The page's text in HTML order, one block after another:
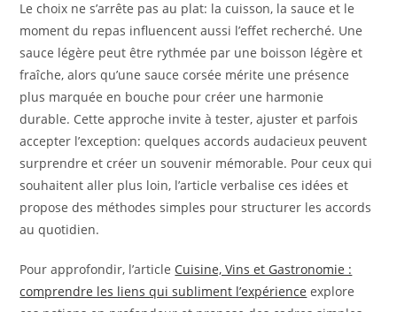
Le choix ne s’arrête pas au plat: la cuisson, la sauce et le
moment du repas influencent aussi l’effet recherché. Une
sauce légère peut être rythmée par une boisson légère et
fraîche, alors qu’une sauce corsée mérite une présence
plus marquée en bouche pour créer une harmonie
durable. Cette approche invite à tester, ajuster et parfois
accepter l’exception: quelques accords audacieux peuvent
surprendre et créer un souvenir mémorable. Pour ceux qui
souhaitent aller plus loin, l’article verbalise ces idées et
propose des méthodes simples pour structurer les accords
au quotidien.
Pour approfondir, l’article Cuisine, Vins et Gastronomie :
comprendre les liens qui subliment l’expérience explore